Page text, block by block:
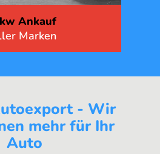
Ankauf
Zustand
- Wir
mehr für Ihr
Auto